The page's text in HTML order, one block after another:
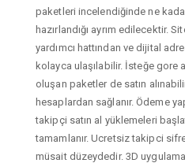
paketleri incelendiğinde ne
hazırlandığı ayrım edilecektir.
yardımcı hattından ve dijital
kolayca ulaşılabilir. İsteğe gore
oluşan paketler de satın
hesaplardan sağlanır. Ödeme
takipçi satın al yüklemeleri
tamamlanır. Ucretsiz takipci
müsait düzeydedir. 3D